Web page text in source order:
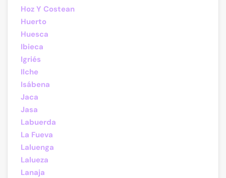
Hoz Y Costean
Huerto
Huesca
Ibieca
Igriés
Ilche
Isábena
Jaca
Jasa
Labuerda
La Fueva
Laluenga
Lalueza
Lanaja